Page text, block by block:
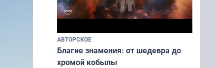
АВТОРСКОЕ
Благие знамения: от шедевра до
хромой кобылы